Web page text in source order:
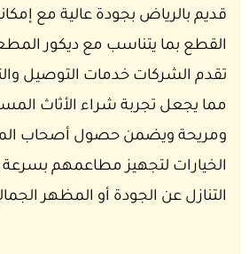
قديم بالرياض بجودة عالية مع
القطع بما يتناسب مع ديكور
تقدم الشركات خدمات التوصيل
مما يجعل تجربة شراء الأثاث
ومريحة ويضمن حصول أصحاب
الخيارات لتجهيز مطاعمهم بسرعة
التنازل عن الجودة أو المظهر